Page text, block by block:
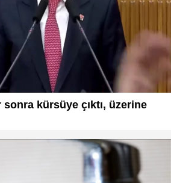
sonra kürsüye çıktı, üzerine